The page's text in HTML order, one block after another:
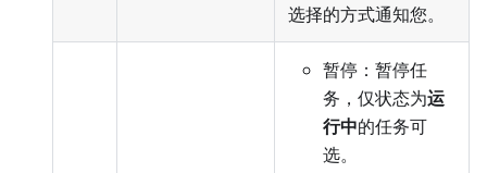
选择的方式通知您。
暂停：暂停任
务，仅状态为运
行中的任务可
选。